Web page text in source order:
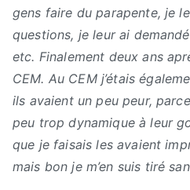
gens faire du parapente, je
questions, je leur ai
etc. Finalement deux ans
CEM. Au CEM j’étais
ils avaient un peu peur,
peu trop dynamique à leur
que je faisais les avaient
mais bon je m’en suis tiré